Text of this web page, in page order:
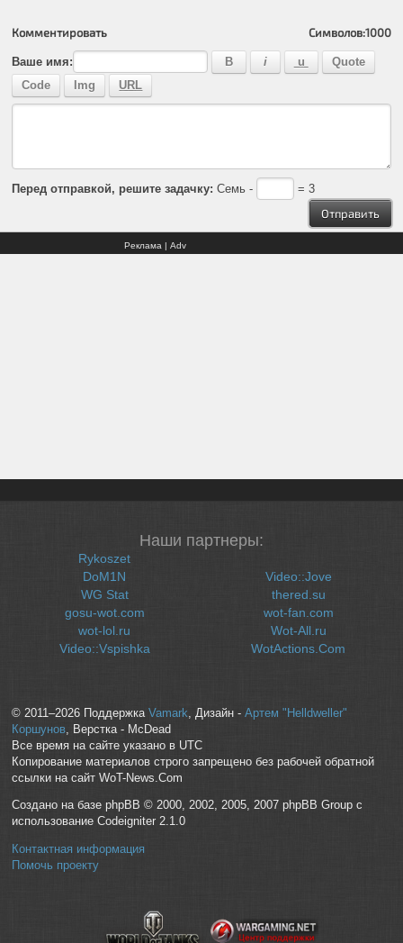
Комментировать Символов:1000
Ваше имя:
Перед отправкой, решите задачку: Семь - = 3
Реклама | Adv
Наши партнеры:
Rykoszet
DoM1N
WG Stat
gosu-wot.com
wot-lol.ru
Video::Vspishka
Video::Jove
thered.su
wot-fan.com
Wot-All.ru
WotActions.Com
© 2011–2026 Поддержка Vamark, Дизайн - Артем "Helldweller"
Коршунов, Верстка - McDead
Все время на сайте указано в UTC
Копирование материалов строго запрещено без рабочей обратной
ссылки на сайт WoT-News.Com
Создано на базе phpBB © 2000, 2002, 2005, 2007 phpBB Group с
использование Codeigniter 2.1.0
Контактная информация
Помочь проекту